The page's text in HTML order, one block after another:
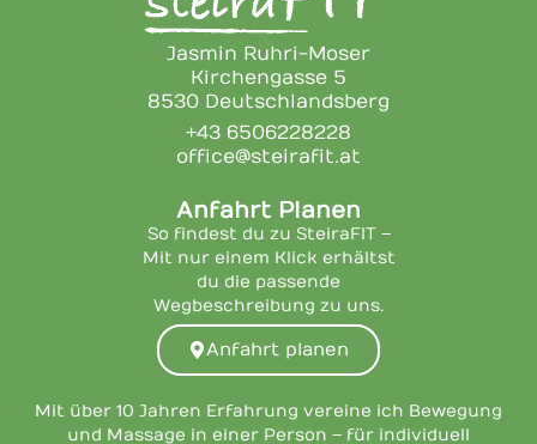
Jasmin Ruhri-Moser
Kirchengasse 5
8530 Deutschlandsberg
+43 6506228228
office@steirafit.at
Anfahrt Planen
So findest du zu SteiraFIT –
Mit nur einem Klick erhältst
du die passende
Wegbeschreibung zu uns.
Anfahrt planen
Mit über 10 Jahren Erfahrung vereine ich Bewegung
und Massage in einer Person – für individuell